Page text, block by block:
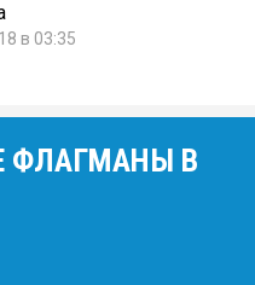
в 03:35
ФЛАГМАНЫ В